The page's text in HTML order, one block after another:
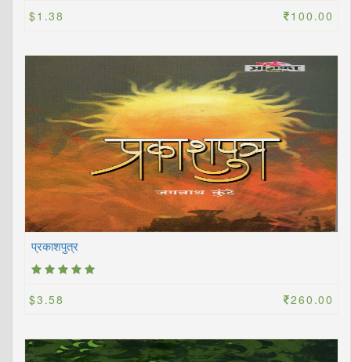
$1.38 100.00
प्रकाशपुत्र
$3.58 260.00